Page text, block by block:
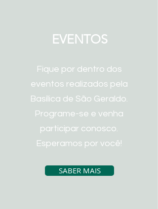
EVENTOS
Fique por dentro dos
eventos realizados pela
Basílica de São Geraldo.
Programe-se e venha
participar conosco.
Esperamos por você!
SABER MAIS